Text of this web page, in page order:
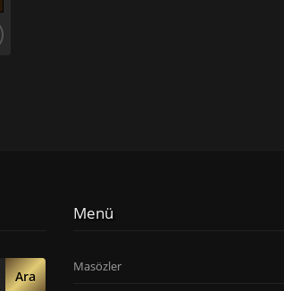
Ara
Menü
Masözler